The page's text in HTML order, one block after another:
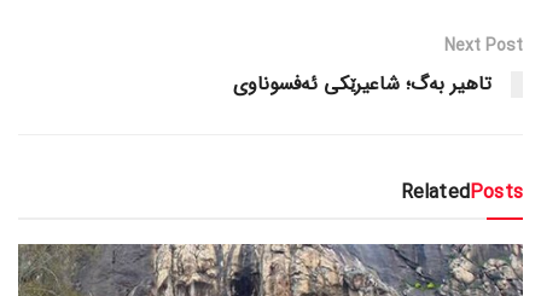
Next Post
تاهیر بەگ؛ شاعیرێكی ئەفسوناوی
RelatedPosts